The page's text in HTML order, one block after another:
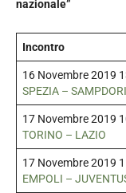
nazionale”
Incontro
16 Novembre 2019
SPEZIA –
17 Novembre 2019
TORINO – LAZIO
17 Novembre 2019
EMPOLI –